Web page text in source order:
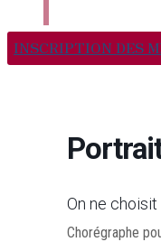
INSCRIPTION DES
On ne
Chorégraphe